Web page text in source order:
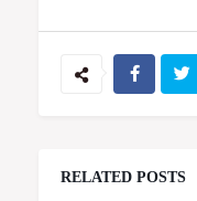
RELATED POSTS